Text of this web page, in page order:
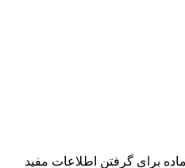
برای گرفتن اطلاعات مفید